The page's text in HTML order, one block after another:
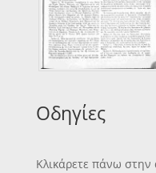
Οδηγίες
Κλικάρετε πάνω στην